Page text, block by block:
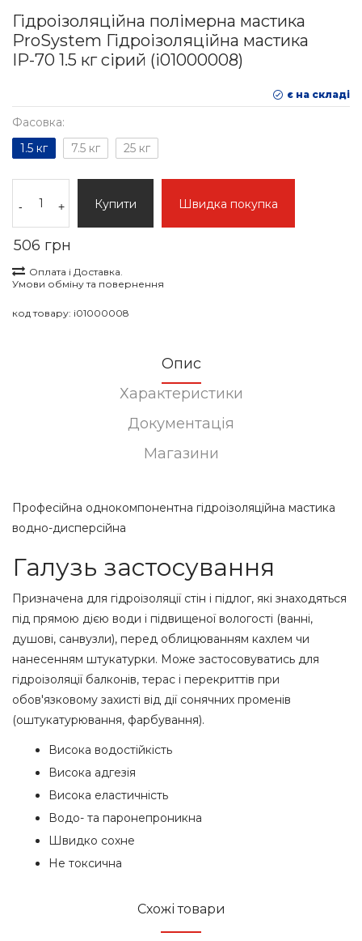
Гідроізоляційна полімерна мастика
ProSystem Гідроізоляційна мастика
IР-70 1.5 кг сірий (i01000008)
є на складі
Фасовка:
1.5 кг
7.5 кг 25 кг
- + Купити Швидка покупка
506 грн
Оплата і Доставка.
Умови обміну та повернення
код товару: i01000008
Опис
Характеристики
Документація
Магазини
Професійна однокомпонентна гідроізоляційна мастика
водно-дисперсійна
Галузь застосування
Призначена для гідроізоляції стін і підлог, які знаходяться
під прямою дією води і підвищеної вологості (ванні,
душові, санвузли), перед облицюванням кахлем чи
нанесенням штукатурки. Може застосовуватись для
гідроізоляції балконів, терас і перекриттів при
обов'язковому захисті від дії сонячних променів
(оштукатурювання, фарбування).
Висока водостійкість
Висока адгезія
Висока еластичність
Водо- та паронепроникна
Швидко сохне
Не токсична
Схожі товари